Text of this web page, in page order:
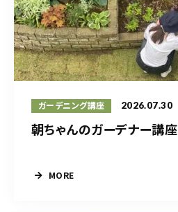
ガーデニング講座 2026.07.30
朝ちゃんのガーデナー講座
MORE